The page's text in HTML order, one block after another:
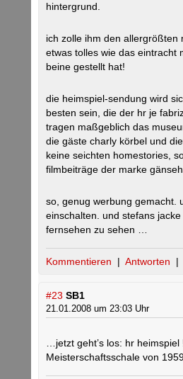
hintergrund.
ich zolle ihm den allergrößten
etwas tolles wie das eintracht
beine gestellt hat!
die heimspiel-sendung wird
besten sein, die der hr je
tragen maßgeblich das
die gäste charly körbel und
keine seichten homestories,
filmbeiträge der marke
so, genug werbung gemacht.
einschalten. und stefans
fernsehen zu sehen …
Kommentieren | Antworten |
#23 SB1
21.01.2008 um 23:03 Uhr
…jetzt geht’s los: hr heimspiel
Meisterschaftsschale von